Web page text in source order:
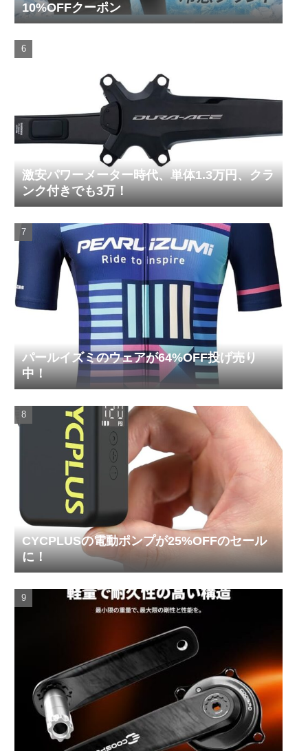
10%OFFクーポン
激安パワーメーター時代、単体1.3万円、クラ
ンク付きでも3万！
パールイズミのウェアが64%OFF投げ売り
中！
CYCPLUSの電動ポンプが25%OFFのセール
に！